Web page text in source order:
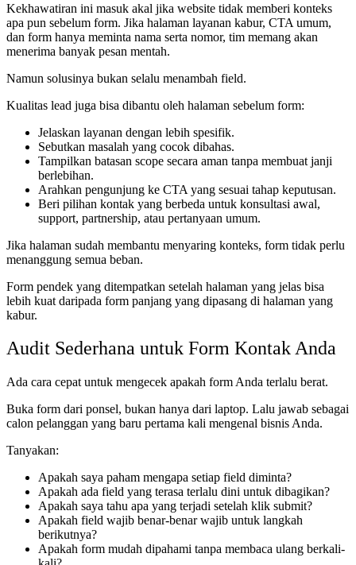
Kekhawatiran ini masuk akal jika website tidak memberi konteks
apa pun sebelum form. Jika halaman layanan kabur, CTA umum,
dan form hanya meminta nama serta nomor, tim memang akan
menerima banyak pesan mentah.
Namun solusinya bukan selalu menambah field.
Kualitas lead juga bisa dibantu oleh halaman sebelum form:
Jelaskan layanan dengan lebih spesifik.
Sebutkan masalah yang cocok dibahas.
Tampilkan batasan scope secara aman tanpa membuat janji
berlebihan.
Arahkan pengunjung ke CTA yang sesuai tahap keputusan.
Beri pilihan kontak yang berbeda untuk konsultasi awal,
support, partnership, atau pertanyaan umum.
Jika halaman sudah membantu menyaring konteks, form tidak perlu
menanggung semua beban.
Form pendek yang ditempatkan setelah halaman yang jelas bisa
lebih kuat daripada form panjang yang dipasang di halaman yang
kabur.
Audit Sederhana untuk Form Kontak Anda
Ada cara cepat untuk mengecek apakah form Anda terlalu berat.
Buka form dari ponsel, bukan hanya dari laptop. Lalu jawab sebagai
calon pelanggan yang baru pertama kali mengenal bisnis Anda.
Tanyakan:
Apakah saya paham mengapa setiap field diminta?
Apakah ada field yang terasa terlalu dini untuk dibagikan?
Apakah saya tahu apa yang terjadi setelah klik submit?
Apakah field wajib benar-benar wajib untuk langkah
berikutnya?
Apakah form mudah dipahami tanpa membaca ulang berkali-